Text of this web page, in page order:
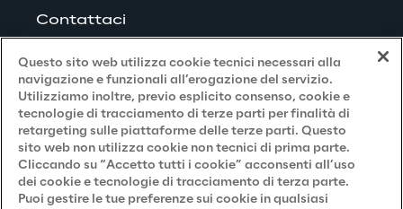
Contattaci
Privacy and Legal
Privacy & Cookie Policy
Privacy Notice(Candidato)
Questo sito web utilizza cookie tecnici necessari alla
navigazione e funzionali all’erogazione del servizio.
Utilizziamo inoltre, previo esplicito consenso, cookie e
tecnologie di tracciamento di terze parti per finalità di
retargeting sulle piattaforme delle terze parti. Questo
sito web non utilizza cookie non tecnici di prima parte.
Cliccando su “Accetto tutti i cookie” acconsenti all’uso
dei cookie e tecnologie di tracciamento di terza parte.
Puoi gestire le tue preferenze sui cookie in qualsiasi